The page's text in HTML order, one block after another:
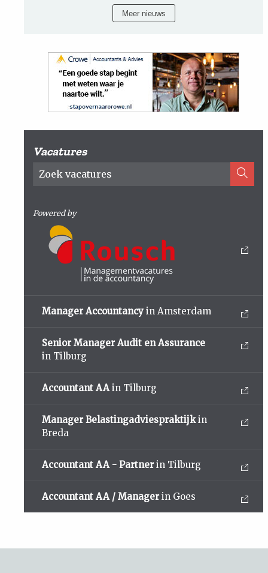
Meer nieuws
Vacatures
Powered by
Manager Accountancy in Amsterdam
Senior Manager Audit en Assurance
in Tilburg
Accountant AA in Tilburg
Manager Belastingadviespraktijkin
Breda
Accountant AA - Partner in Tilburg
Accountant AA / Manager in Goes